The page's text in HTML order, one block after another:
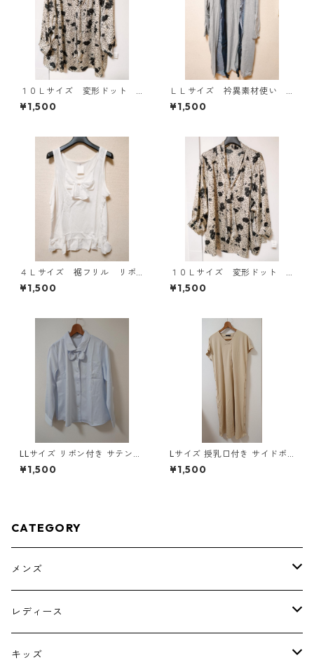
１０Ｌサイズ 変形ドット
花柄 ボウタイブラウス オ
フホワイト KAE-4776
¥1,500
ＬＬサイズ 衿異素材使い
トッパーカーディガン グレ
ー KAE-4807
¥1,500
４Ｌサイズ 裾フリル リボ
ン付きタンクトップ オフホ
ワイト KAE-4780
¥1,500
１０Ｌサイズ 変形ドット
花柄 ボウタイブラウス オ
フホワイト KAE-4775
¥1,500
LLサイズ リボン付き サテン調
シャツブラウス サックス ◆KI
Y-1301◆
¥1,500
Lサイズ 授乳口付き サイドボ
タンデザイン ワンピース マタ
ニティ ベージュ ◆KIY-1303
¥1,500
CATEGORY
メンズ
トップス
ボトムス
レディース
トップス
キッズ